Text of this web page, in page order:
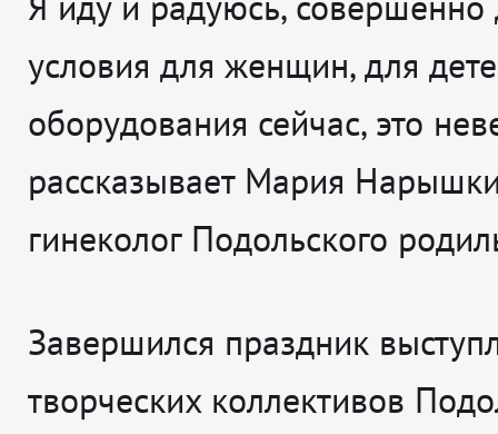
условия для женщин, для
оборудования сейчас, это
рассказывает Мария
гинеколог Подольского
Завершился праздник
творческих коллективов